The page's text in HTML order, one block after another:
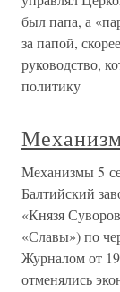
был папа, а
за папой,
руководство,
политику
Механизмы 5
Балтийский
«Князя
«Славы») по
Журналом от
отменялись